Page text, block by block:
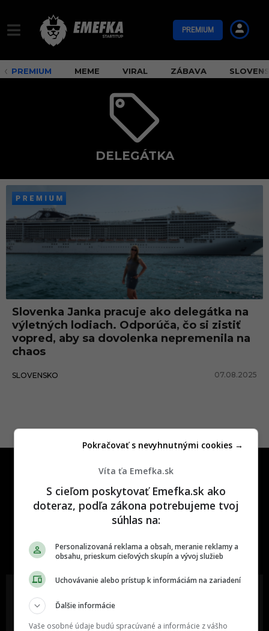
PREMIUM
PREMIUM MEME VIRAL ZÁBAVA
DELEGÁTKA
d
e
l
e
á
t
k
a
Slovenka Janka pracuje ako delegátka na
výletných lodiach. Odporúča, čo si zistiť
vopred, aby sa dovolenka nepremenila na
chaos
SLOVENSKO 07.08.2025
najzabávnejšie miesto na svete
ľudí v rôznych vekových
poznáš niekoho, o kom by sme
Víta ťa Emefka.sk
S cieľom poskytovať Emefka.sk ako
doteraz, podľa zákona potrebujeme tvoj
súhlas na:
Personalizovaná reklama a obsah, meranie reklamy a
obsahu, prieskum cieľových skupín a vývoj služieb
Uchovávanie alebo prístup k informáciám na zariadení
Ďalšie informácie
Vaše osobné údaje budú spracúvané a informácie z vášho
Pokračovať s nevyhnutnými cookies →